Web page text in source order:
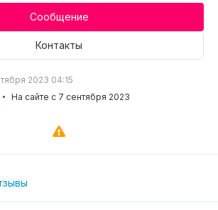
Сообщение
Контакты
2023 04:15
На сайте с 7 сентября 2023